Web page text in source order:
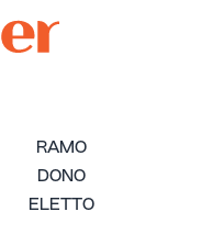
RAMO
DONO
ELETTO